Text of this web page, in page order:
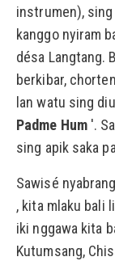
instrumen), sing
kanggo nyiram
désa Langtang.
berkibar,
lan watu sing
Padme Hum'.
sing apik saka
Sawisé nyabrang
, kita mlaku bali
iki nggawa kita
Kutumsang,